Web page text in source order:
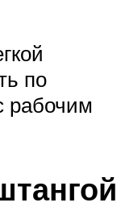
по
рабочим